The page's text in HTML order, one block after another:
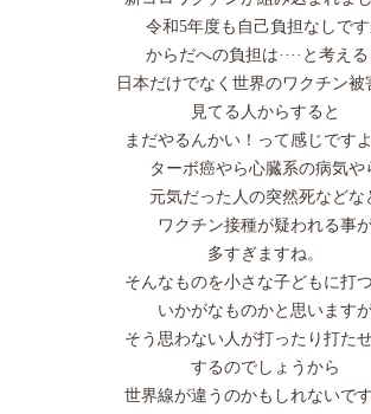
令和5年度も自己負担なしで
からだへの負担は····と考える
日本だけでなく世界のワクチン被
見てる人からすると
まだやるんかい！って感じですよ
ターボ癌やら心臓系の病気や
元気だった人の突然死などな
ワクチン接種が疑われる事
多すぎますね。
そんなものを小さな子どもに打
いかがなものかと思います
そう思わない人が打ったり打た
するのでしょうから
世界線が違うのかもしれないです